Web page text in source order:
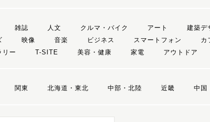
雑誌 人文 クルマ・バイク アート 建築デ
映像 音楽 ビジネス スマートフォン カ
リー
T-SITE 美容・健康 家電 アウトドア
関東 北海道・東北 中部・北陸 近畿 中国